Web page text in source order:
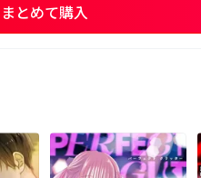
まとめて購入